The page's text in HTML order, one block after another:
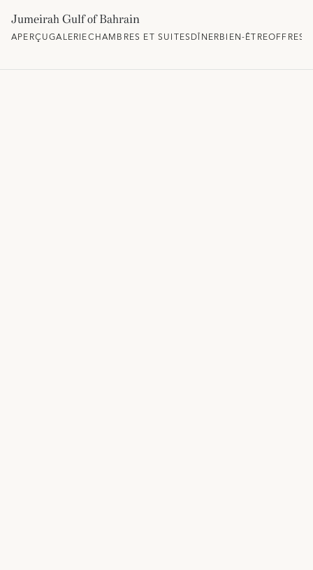
Jumeirah Gulf of Bahrain
APERÇUGALERIECHAMBRES ET SUITESDÎNERBIEN-ÊTREOFFRES